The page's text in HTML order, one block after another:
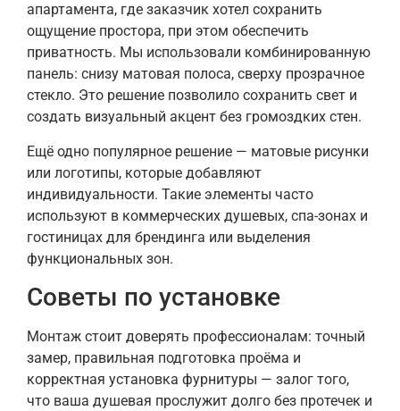
апартамента, где заказчик хотел сохранить
ощущение простора, при этом обеспечить
приватность. Мы использовали комбинированную
панель: снизу матовая полоса, сверху прозрачное
стекло. Это решение позволило сохранить свет и
создать визуальный акцент без громоздких стен.
Ещё одно популярное решение — матовые рисунки
или логотипы, которые добавляют
индивидуальности. Такие элементы часто
используют в коммерческих душевых, спа-зонах и
гостиницах для брендинга или выделения
функциональных зон.
Советы по установке
Монтаж стоит доверять профессионалам: точный
замер, правильная подготовка проёма и
корректная установка фурнитуры — залог того,
что ваша душевая прослужит долго без протечек и